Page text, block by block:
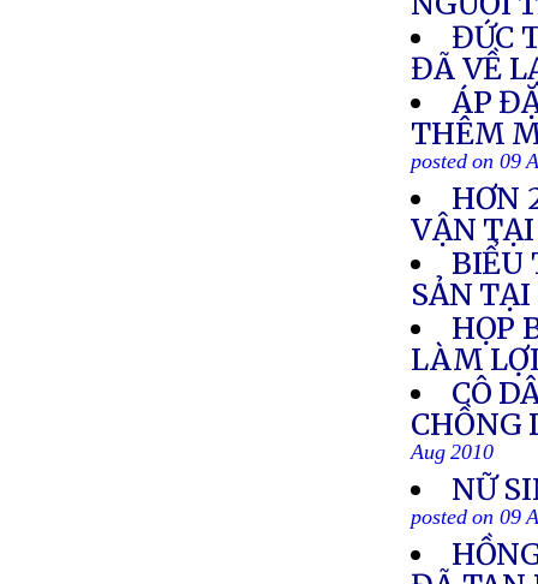
ĐỨC
ĐÃ VỀ
ÁP
THÊM
posted on 09
HƠN
VẬN
BIỂU
SẢN
HỌP
LÀM
CÔ
CHỒNG
Aug 2010
NỮ
posted on 09